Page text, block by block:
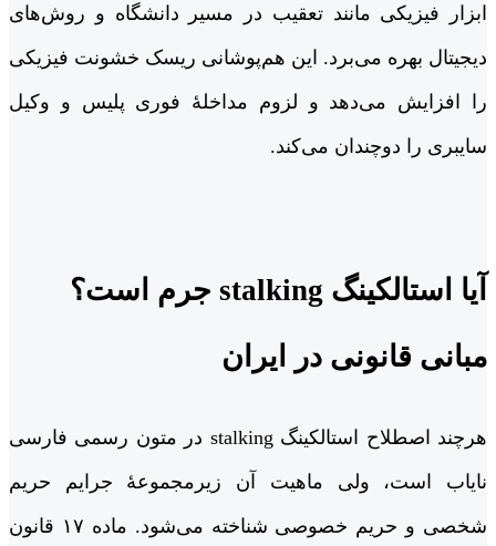
ابزار فیزیکی مانند تعقیب در مسیر دانشگاه و روش‌های
دیجیتال بهره می‌برد. این هم‌پوشانی ریسک خشونت فیزیکی
را افزایش می‌دهد و لزوم مداخلۀ فوری پلیس و وکیل
سایبری را دوچندان می‌کند.
آیا استالکینگ stalking جرم است؟
مبانی قانونی در ایران
هرچند اصطلاح استالکینگ stalking در متون رسمی فارسی
نایاب است، ولی ماهیت آن زیرمجموعۀ جرایم حریم
شخصی و حریم خصوصی شناخته می‌شود. ماده ۱۷ قانون